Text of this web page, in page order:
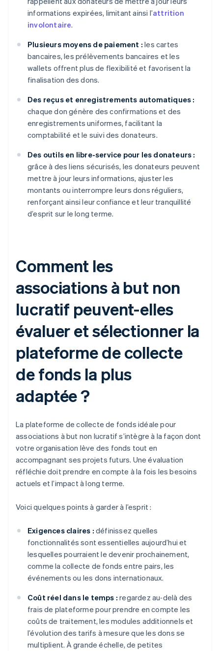
informations expirées, limitant ainsi l’attrition
involontaire.
Plusieurs moyens de paiement : les cartes
bancaires, les prélèvements bancaires et les
wallets offrent plus de flexibilité et favorisent la
finalisation des dons.
Des reçus et enregistrements automatiques :
chaque don génère des confirmations et des
enregistrements uniformes, facilitant la
comptabilité et le suivi des donateurs.
Des outils en libre-service pour les donateurs :
grâce à des liens sécurisés, les donateurs peuvent
mettre à jour leurs informations, ajuster les
montants ou interrompre leurs dons réguliers,
renforçant ainsi leur confiance et leur tranquillité
d’esprit sur le long terme.
Comment les
associations à but non
lucratif peuvent-elles
évaluer et sélectionner la
plateforme de collecte
de fonds la plus
adaptée ?
La plateforme de collecte de fonds idéale pour
associations à but non lucratif s’intègre à la façon dont
votre organisation lève des fonds tout en
accompagnant ses projets futurs. Une évaluation
réfléchie doit prendre en compte à la fois les besoins
actuels et l’impact à long terme.
Voici quelques points à garder à l’esprit :
Exigences claires : définissez quelles
fonctionnalités sont essentielles aujourd’hui et
lesquelles pourraient le devenir prochainement,
comme la collecte de fonds entre pairs, les
événements ou les dons internationaux.
Coût réel dans le temps : regardez au‑delà des
frais de plateforme pour prendre en compte les
coûts de traitement, les modules additionnels et
l’évolution des tarifs à mesure que les dons se
multiplient. À grande échelle, de petites